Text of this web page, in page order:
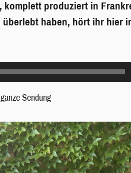
komplett produziert in
haben, hört ihr hier
Sendung